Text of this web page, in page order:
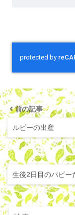
前の記事
ルビーの出産
生後2日目のパピー